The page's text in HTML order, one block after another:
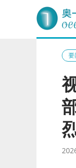
奥一网
要